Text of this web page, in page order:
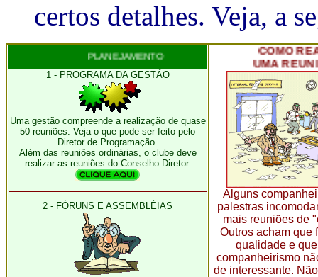
certos detalhes. Veja, a
PLANEJAMENTO
1 - PROGRAMA DA GESTÃO
Uma gestão compreende a realização de quase
50 reuniões. Veja o que pode ser feito pelo
Diretor de Programação.
Além das reuniões ordinárias, o clube deve
realizar as reuniões do Conselho Diretor.
2 - FÓRUNS E ASSEMBLÉIAS
COMO
UMA
Alguns
palestras
mais reuniões de
Outros acham que
qualidade e
companheirismo
de interessante.